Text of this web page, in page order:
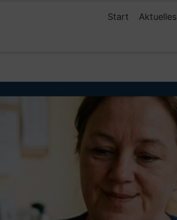
Start Aktuelles